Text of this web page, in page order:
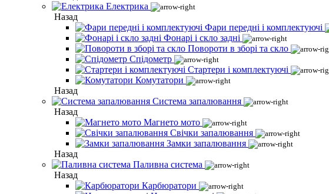
Електрика
Назад
Фари передні і комплектуючі
Фонарі і скло задні
Повороти в зборі та скло
Спідометр
Стартери і комплектуючі
Комутатори
Назад
Система запалювання
Назад
Магнето мото
Свічки запалювання
Замки запалювання
Назад
Паливна система
Назад
Карбюратори